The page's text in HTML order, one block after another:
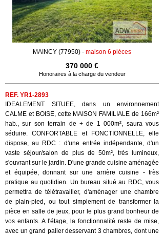
MAINCY (77950) - maison 6 pièces
370 000 €
Honoraires à la charge du vendeur
REF. YR1-2893
IDEALEMENT SITUEE, dans un environnement
CALME et BOISE, cette MAISON FAMILIALE de 166m²
hab., sur son terrain de + de 1 000m², saura vous
séduire. CONFORTABLE et FONCTIONNELLE, elle
dispose, au RDC : d'une entrée indépendante, d'un
vaste séjour/salon de plus de 50m², très lumineux,
s'ouvrant sur le jardin. D'une grande cuisine aménagée
et équipée, donnant sur une arrière cuisine - très
pratique au quotidien. Un bureau situé au RDC, vous
permettra de télétravailler, d'aménager une chambre
de plain-pied, ou tout simplement de transformer la
pièce en salle de jeux, pour le plus grand bonheur de
vos enfants. A l'étage, la fonctionnalité reste de mise,
avec un grand palier desservant 3 chambres, dont une